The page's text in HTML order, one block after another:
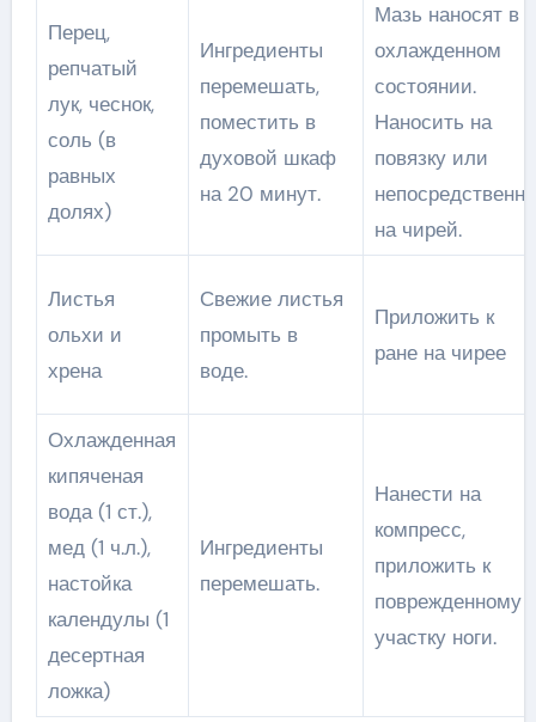
Перец,
репчатый
лук, чеснок,
соль (в
равных
долях)
Ингредиенты
перемешать,
поместить в
духовой шкаф
на 20 минут.
Мазь наносят в
охлажденном
состоянии.
Наносить на
повязку или
непосредственно
на чирей.
Листья
ольхи и
хрена
Свежие листья
промыть в
воде.
Приложить к
ране на чирее
Охлажденная
кипяченая
вода (1 ст.),
мед (1 ч.л.),
настойка
календулы (1
десертная
ложка)
Ингредиенты
перемешать.
Нанести на
компресс,
приложить к
поврежденному
участку ноги.